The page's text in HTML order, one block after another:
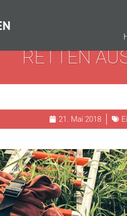
RETTEN
21. Mai 2018